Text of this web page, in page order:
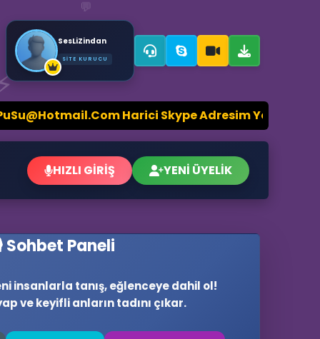
💬
SesLiZindan
SİTE KURUCU
Harici Skype Adresim Yoktur, Sizleri Ekleyen
HIZLI GİRİŞ YENİ ÜYELİK
Sohbet Paneli
insanlarla tanış, eğlenceye dahil ol!
ve keyifli anların tadını çıkar.